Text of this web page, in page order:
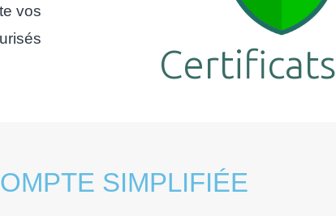
vos
Certificats
SIMPLIFIÉE